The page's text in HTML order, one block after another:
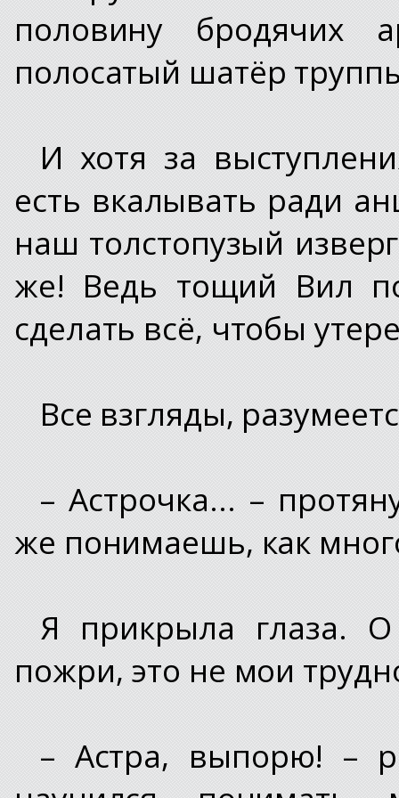
половину бродячих
полосатый шатёр
И хотя за
есть вкалывать ради
наш толстопузый
же! Ведь тощий Вил
сделать всё, чтобы
Все взгляды,
– Астрочка... –
же понимаешь, как
Я прикрыла глаза.
пожри, это не мои
– Астра, выпорю! –